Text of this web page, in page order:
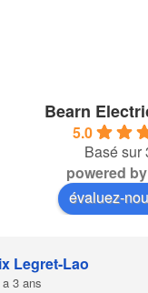
Bearn
5.0
Basé sur
powered
évaluez-
Legret-Lao
3 ans